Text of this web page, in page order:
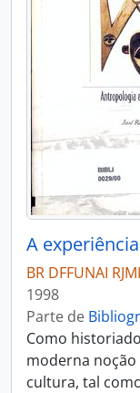
BR DFFUNAI
1998
Parte de
Como
moderna
cultura, tal